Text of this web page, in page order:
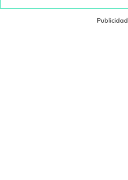
Publicidad